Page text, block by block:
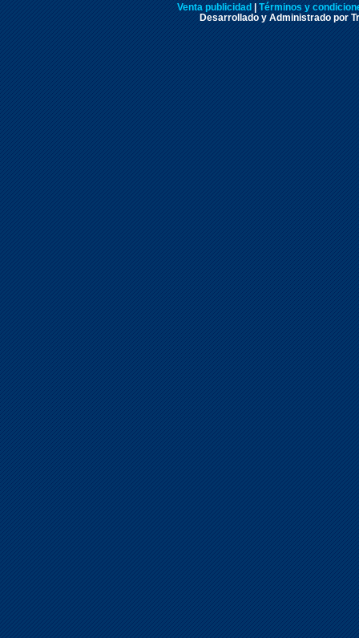
Venta publicidad
Términos y
Desarrollado y Administrado por